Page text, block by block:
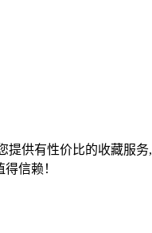
提供有性价比的收藏服务,
信赖！